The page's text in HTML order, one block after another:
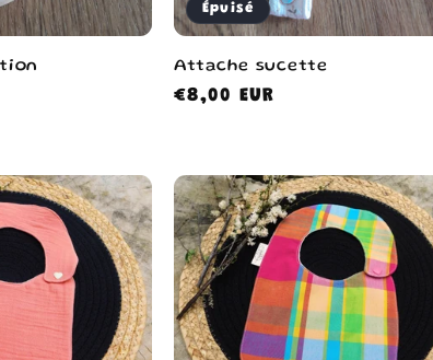
Épuisé
Attache sucette
Prix
€8,00 EUR